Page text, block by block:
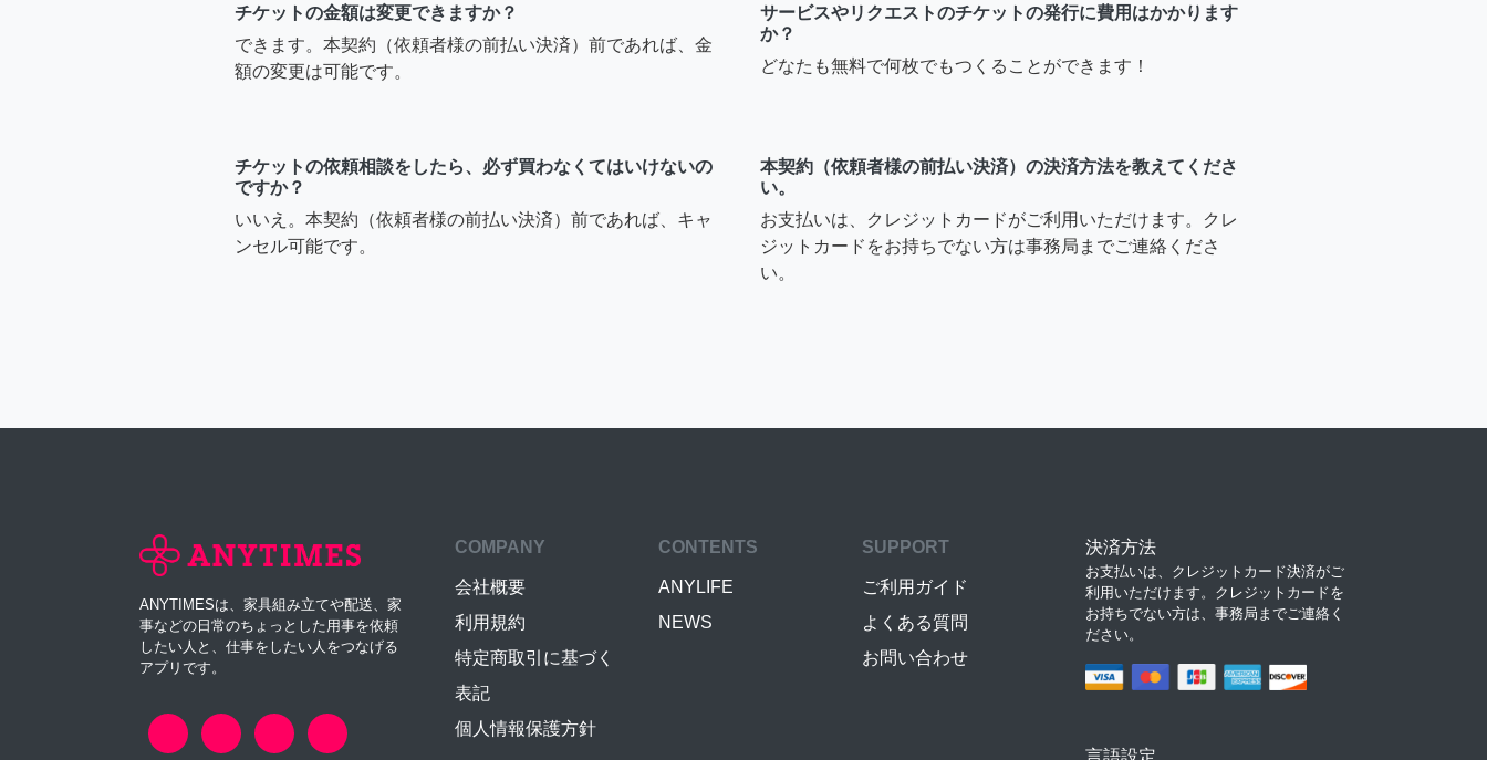
チケットの金額は変更できますか？
できます。本契約（依頼者様の前払い決済）前であれば、金
額の変更は可能です。
サービスやリクエストのチケットの発行に費用はかかります
か？
どなたも無料で何枚でもつくることができます！
チケットの依頼相談をしたら、必ず買わなくてはいけないの
ですか？
いいえ。本契約（依頼者様の前払い決済）前であれば、キャ
ンセル可能です。
本契約（依頼者様の前払い決済）の決済方法を教えてくださ
い。
お支払いは、クレジットカードがご利用いただけます。クレ
ジットカードをお持ちでない方は事務局までご連絡くださ
い。
ANYTIMESは、家具組み立てや配送、家
事などの日常のちょっとした用事を依頼
したい人と、仕事をしたい人をつなげる
アプリです。
COMPANY
会社概要
利用規約
特定商取引に基づく
表記
個人情報保護方針
CONTENTS
ANYLIFE
NEWS
SUPPORT
ご利用ガイド
よくある質問
お問い合わせ
決済方法
お支払いは、クレジットカード決済がご
利用いただけます。クレジットカードを
お持ちでない方は、事務局までご連絡く
ださい。
言語設定